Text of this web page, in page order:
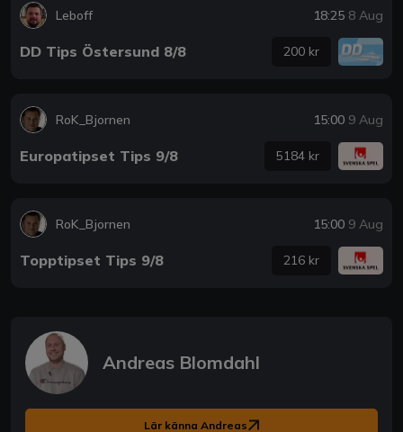
Leboff 18:25 8 Aug
DD Tips Östersund 8/8 200 kr
RoK_Bjornen 15:00 9 Aug
Europatipset Tips 9/8 5184 kr
RoK_Bjornen 15:00 9 Aug
Topptipset Tips 9/8 216 kr
Andreas Blomdahl
Lär känna Andreas